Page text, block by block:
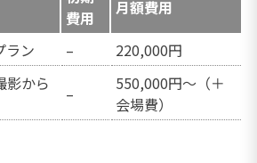
費用
月額費用
ラン
–
220,000円
影から
–
550,000円～（＋
会場費）